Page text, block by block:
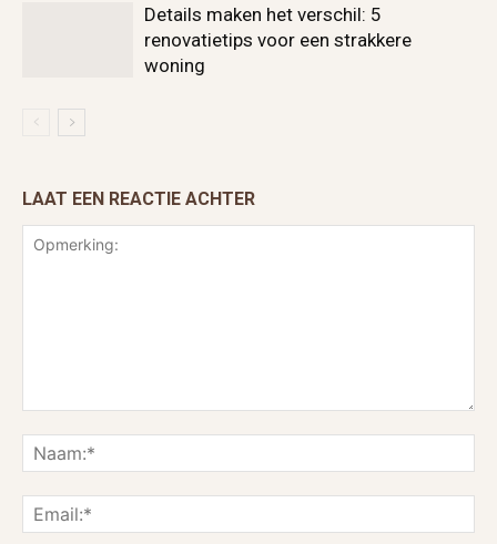
Details maken het verschil: 5
renovatietips voor een strakkere
woning
LAAT EEN REACTIE ACHTER